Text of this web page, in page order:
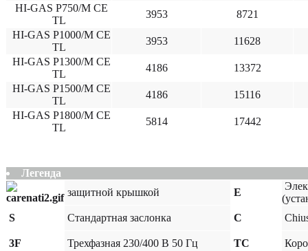
HI-GAS P750/M CE
TL
3953
8721
HI-GAS P1000/M CE
TL
3953
11628
HI-GAS P1300/M CE
TL
4186
13372
HI-GAS P1500/M CE
TL
4186
15116
HI-GAS P1800/M CE
TL
5814 17442
Легенда
защитной крышкой
E
S
Стандартная заслонка C
3F Трехфазная 230/400 В 50 Гц TC